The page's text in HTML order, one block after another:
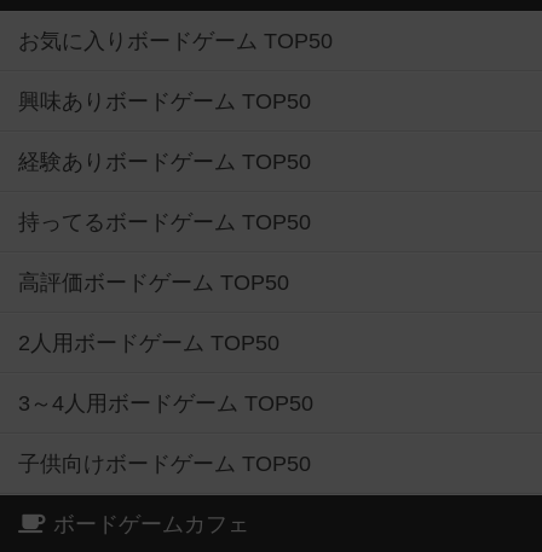
お気に入りボードゲーム TOP50
興味ありボードゲーム TOP50
経験ありボードゲーム TOP50
持ってるボードゲーム TOP50
高評価ボードゲーム TOP50
2人用ボードゲーム TOP50
3～4人用ボードゲーム TOP50
子供向けボードゲーム TOP50
ボードゲームカフェ